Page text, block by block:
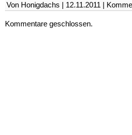
Von Honigdachs | 12.11.2011 |
Kommentare geschlossen.